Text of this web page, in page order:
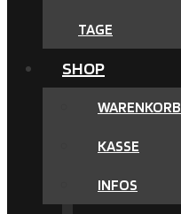
TAGE
SHOP
WARENKORB
KASSE
INFOS